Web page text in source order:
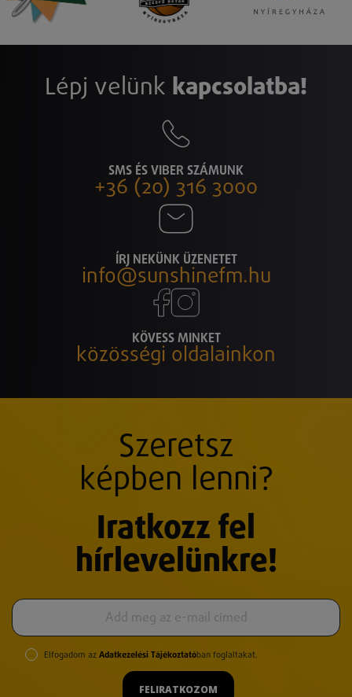
Lépj velünk kapcsolatba!
SMS ÉS VIBER SZÁMUNK
+36 (20) 316 3000
ÍRJ NEKÜNK ÜZENETET
info@sunshinefm.hu
KÖVESS MINKET
közösségi oldalainkon
Szeretsz
képben lenni?
Iratkozz fel
hírlevelünkre!
Elfogadom az Adatkezelési Tájékoztatóban foglaltakat.
FELIRATKOZOM